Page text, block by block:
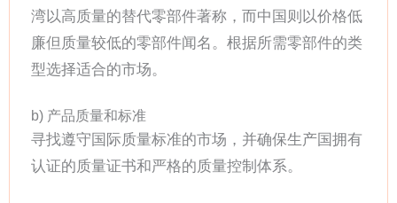
湾以高质量的替代零部件著称，而中国则以价格低
廉但质量较低的零部件闻名。根据所需零部件的类
型选择适合的市场。
b) 产品质量和标准
寻找遵守国际质量标准的市场，并确保生产国拥有
认证的质量证书和严格的质量控制体系。